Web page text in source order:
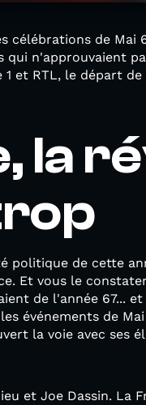
célébrations de Mai
qui n'approuvaient
et RTL, le départ
la
politique de cette
Et vous le
de l'année 67...
événements de
la voie avec ses
et Joe Dassin. La